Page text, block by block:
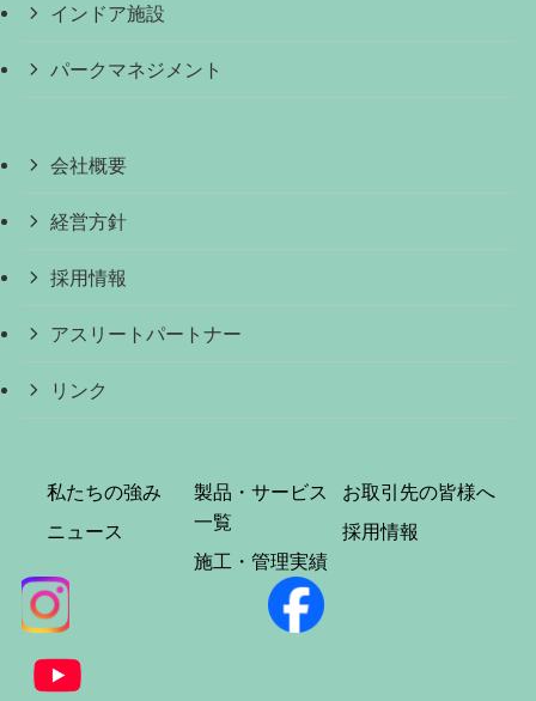
インドア施設
パークマネジメント
会社概要
経営方針
採用情報
アスリートパートナー
リンク
私たちの強み
ニュース
製品・サービス
一覧
施工・管理実績
お取引先の皆様へ
採用情報